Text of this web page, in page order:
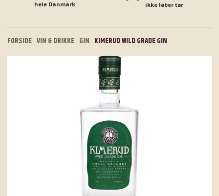
hele Danmark
ikke løber tør
FORSIDE VIN & DRIKKE GIN KIMERUD WILD GRADE GIN